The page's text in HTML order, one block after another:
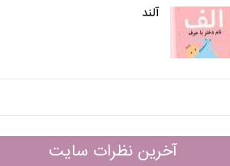
آلند
آخرین نظرات سایت